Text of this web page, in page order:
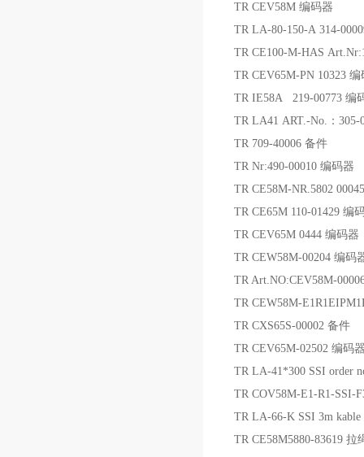
TR CEV58M 编码器
TR LA-80-150-A 314-
TR CE100-M-HAS
TR CEV65M-PN 10323 编
TR IE58A 219-00773 编
TR LA41 ART.-No.：305-
TR 709-40006 备件
TR Nr:490-00010 编码器
TR CE58M-NR.5802
TR CE65M 110-01429 编
TR CEV65M 0444 编码器
TR CEW58M-00204 编码
TR Art.NO:CEV58M-
TR CEW58M-
TR CXS65S-00002 备件
TR CEV65M-02502 编码
TR LA-41*300 SSI order
TR COV58M-E1-R1-SSI-
TR LA-66-K SSI 3m
TR CE58M5880-83619 拉